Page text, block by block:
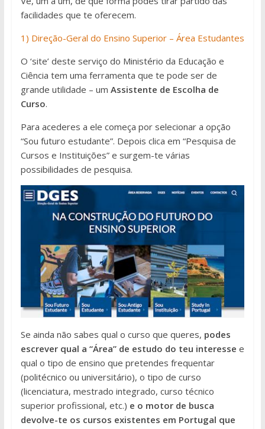
facilidades que te oferecem.
1) Direção-Geral do Ensino Superior – Área Estudantes
O ‘site’ deste serviço do Ministério da Educação e
Ciência tem uma ferramenta que te pode ser de
grande utilidade – um Assistente de Escolha de
Curso.
Para acederes a ele começa por selecionar a opção
“Sou futuro estudante”. Depois clica em “Pesquisa de
Cursos e Instituições” e surgem-te várias
possibilidades de pesquisa.
Se ainda não sabes qual o curso que queres, podes
escrever qual a “Área” de estudo do teu interesse e
qual o tipo de ensino que pretendes frequentar
(politécnico ou universitário), o tipo de curso
(licenciatura, mestrado integrado, curso técnico
superior profissional, etc.) e o motor de busca
devolve-te os cursos existentes em Portugal que